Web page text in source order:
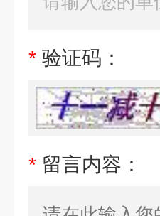
* 验证码：
* 留言内容：